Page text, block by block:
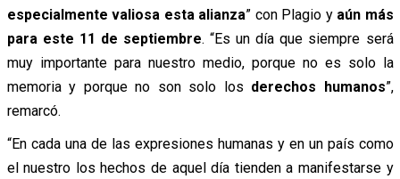
especialmente valiosa esta alianza” con Plagio y aún más
para este 11 de septiembre. “Es un día que siempre será
muy importante para nuestro medio, porque no es solo la
memoria y porque no son solo los derechos humanos”,
remarcó.
“En cada una de las expresiones humanas y en un país como
el nuestro los hechos de aquel día tienden a manifestarse y